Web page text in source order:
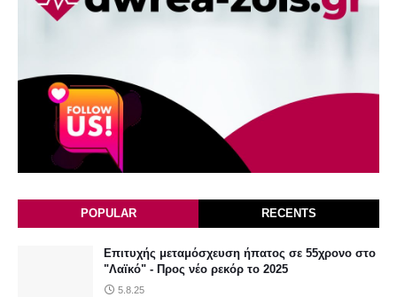
POPULAR RECENTS
Επιτυχής μεταμόσχευση ήπατος σε 55χρονο στο
"Λαϊκό" - Προς νέο ρεκόρ το 2025
5.8.25